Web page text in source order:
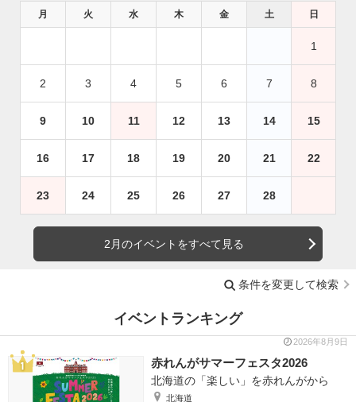
月 火 水 木 金 土 日
1
2 3 4 5 6 7 8
9 10 11 12 13 14 15
16 17 18 19 20 21 22
23 24 25 26 27 28
2月のイベントをすべて見る
条件を変更して検索
イベントランキング
2026年8月9日
赤れんがサマーフェスタ2026
北海道の「楽しい」を赤れんがから
北海道